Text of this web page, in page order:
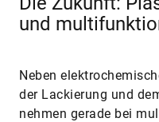
und
Neben
der Lackierung und
nehmen gerade bei